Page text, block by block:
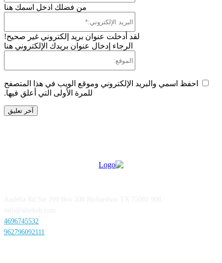
من فضلك ادخل اسمك هنا
لقد أدخلت عنوان بريد إلكتروني غير صحيح!
الرجاء إدخال عنوان بريدك الإلكتروني هنا
اسمي والبريد الإلكتروني وموقع الويب في هذا المتصفح
للمرة الأولى التي أعلق فيها.
4696745532
962796092111